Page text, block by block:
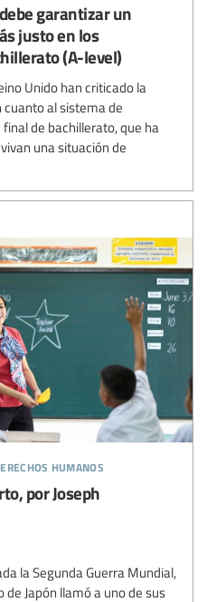
garantizar un
justo en los
(A-level)
Unido han criticado la
al sistema de
de bachillerato, que ha
una situación de
humanos
por Joseph
la Segunda Guerra Mundial,
Japón llamó a uno de sus